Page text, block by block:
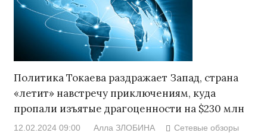
Политика Токаева раздражает Запад, страна
«летит» навстречу приключениям, куда
пропали изъятые драгоценности на $230 млн
12.02.2024 09:00 Алла ЗЛОБИНА
Сетевые обзоры